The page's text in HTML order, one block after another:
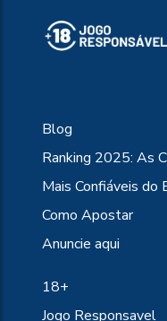
Blog
Ranking 2025: As
Mais Confiáveis do
Como Apostar
Anuncie aqui
18+
Jogo Responsavel